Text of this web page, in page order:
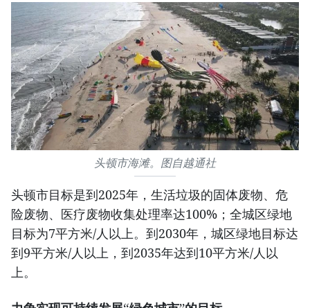
头顿市海滩。图自越通社
头顿市目标是到2025年，生活垃圾的固体废物、危
险废物、医疗废物收集处理率达100%；全城区绿地
目标为7平方米/人以上。到2030年，城区绿地目标达
到9平方米/人以上，到2035年达到10平方米/人以
上。